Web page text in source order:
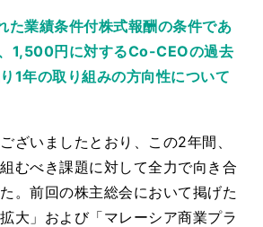
た業績条件付株式報酬の条件であ
1,500円に対するCo-CEOの過去
1年の取り組みの方向性について
ざいましたとおり、この2年間、
むべき課題に対して全力で向き合
。前回の株主総会において掲げた
拡大」および「マレーシア商業プラ